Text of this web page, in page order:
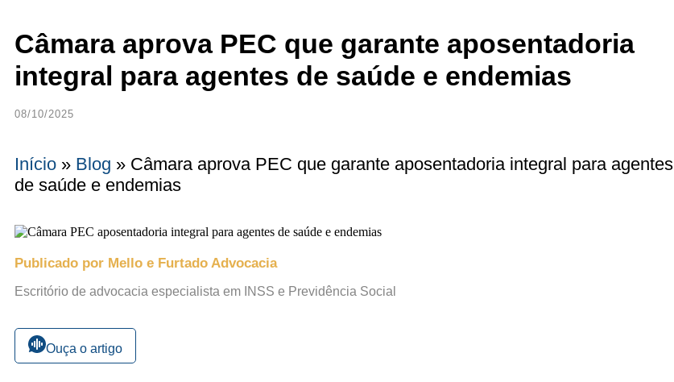
Câmara aprova PEC que garante aposentadoria
integral para agentes de saúde e endemias
08/10/2025
Início » Blog » Câmara aprova PEC que garante aposentadoria integral para agentes
de saúde e endemias
Publicado por Mello e Furtado Advocacia
Escritório de advocacia especialista em INSS e Previdência Social
Ouça o artigo